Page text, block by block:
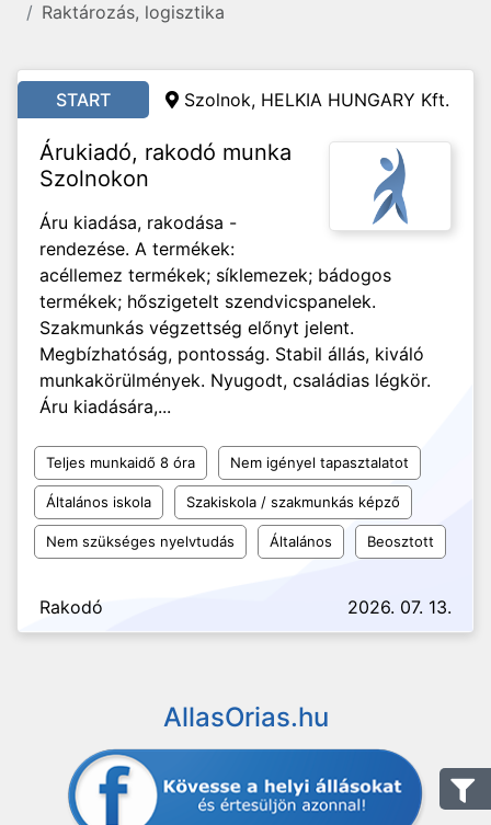
Raktározás, logisztika
START Szolnok, HELKIA HUNGARY Kft.
Árukiadó, rakodó munka
Szolnokon
Áru kiadása, rakodása -
rendezése. A termékek:
acéllemez termékek; síklemezek; bádogos
termékek; hőszigetelt szendvicspanelek.
Szakmunkás végzettség előnyt jelent.
Megbízhatóság, pontosság. Stabil állás, kiváló
munkakörülmények. Nyugodt, családias légkör.
Áru kiadására,...
Teljes munkaidő 8 óra Nem igényel tapasztalatot
Általános iskola Szakiskola / szakmunkás képző
Nem szükséges nyelvtudás Általános Beosztott
Rakodó 2026. 07. 13.
AllasOrias.hu